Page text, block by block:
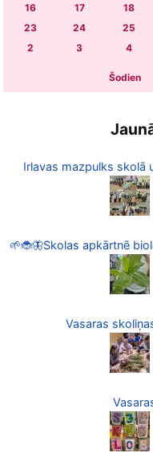
16
17 18
23
24 25
2
3 4
Šodien
Irlavas mazpulks skolā
🌱🐞🦋Skolas apkārtnē
Vasaras